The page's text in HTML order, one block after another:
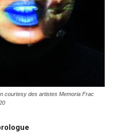
courtesy des artistes Memoria Frac